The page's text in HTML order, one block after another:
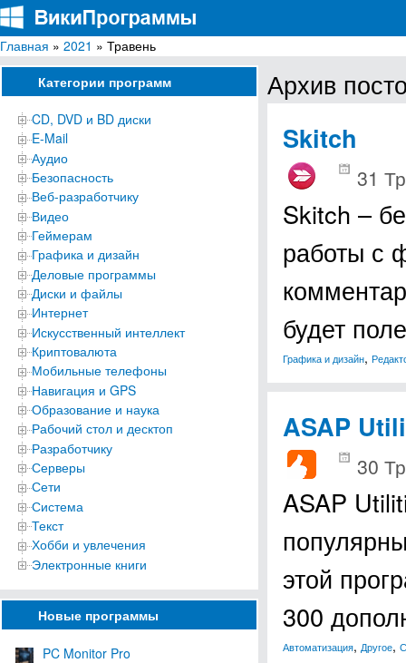
ВикиПрограммы
Энциклопедия бесплатных компьютерных программ для Windows
Главная » 2021 » Травень
Категории программ
CD, DVD и BD диски
E-Mail
Аудио
Безопасность
Веб-разработчику
Видео
Геймерам
Графика и дизайн
Деловые программы
Диски и файлы
Интернет
Искусственный интеллект
Криптовалюта
Мобильные телефоны
Навигация и GPS
Образование и наука
Рабочий стол и десктоп
Разработчику
Серверы
Сети
Система
Текст
Хобби и увлечения
Электронные книги
Новые программы
PC Monitor Pro
Архив
Skitch
31
Skitch –
работы с
будет
Графика и дизайн,
ASAP
30
ASAP
этой
300
Автоматизация, Другое,